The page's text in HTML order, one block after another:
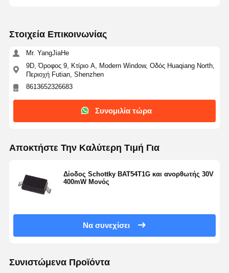
Στοιχεία Επικοινωνίας
Mr. YangJiaHe
9D, Όροφος 9, Κτίριο A, Modern Window, Οδός Huaqiang North,
Περιοχή Futian, Shenzhen
8613652326683
Συνομιλία τώρα
Αποκτήστε Την Καλύτερη Τιμή Για
Δίοδος Schottky BAT54T1G και ανορθωτής 30V
400mW Μονός
Να συνεχίσει
Συνιστώμενα Προϊόντα